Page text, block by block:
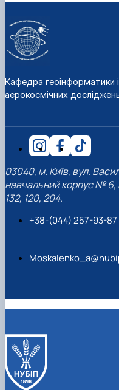
Кафедра геоінформатики і
аерокосмічних
03040, м. Київ, вул.
навчальний корпус № 6,
132, 120, 204.
+38-(044) 257-93-87